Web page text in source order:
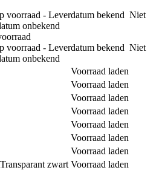
voorraad - Leverdatum bekend Niet
onbekend
voorraad - Leverdatum bekend Niet
onbekend
Voorraad laden
Voorraad laden
Voorraad laden
Voorraad laden
Voorraad laden
Voorraad laden
Voorraad laden
Transparant zwart Voorraad laden